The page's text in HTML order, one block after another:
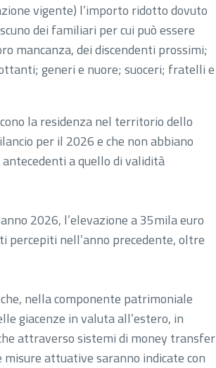
vigente) l’importo ridotto dovuto
dei familiari per cui può essere
mancanza, dei discendenti prossimi;
generi e nuore; suoceri; fratelli e
la residenza nel territorio dello
per il 2026 e che non abbiano
a quello di validità
2026, l’elevazione a 35mila euro
percepiti nell’anno precedente, oltre
nella componente patrimoniale
giacenze in valuta all’estero, in
attraverso sistemi di money transfer
misure attuative saranno indicate con